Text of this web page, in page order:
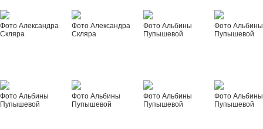
Фото Александра
Скляра
Фото Александра
Скляра
Фото Альбины
Пупышевой
Фото Альбины
Пупышевой
Фото Альбины
Пупышевой
Фото Альбины
Пупышевой
Фото Альбины
Пупышевой
Фото Альбины
Пупышевой